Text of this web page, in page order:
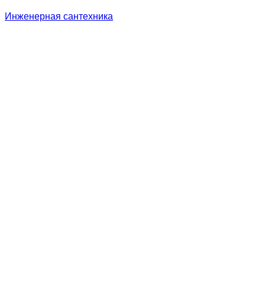
Инженерная сантехника